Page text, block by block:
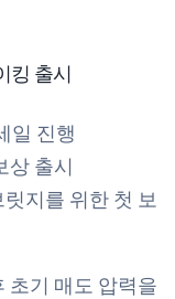
킹 출시
일 진행
상 출시
지를 위한 첫 보
초기 매도 압력을